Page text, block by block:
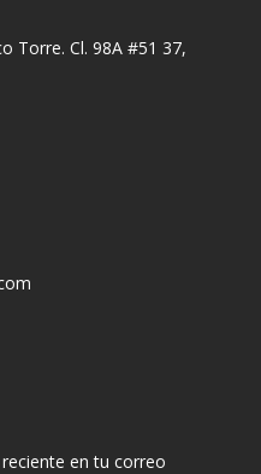
Torre. Cl. 98A #51 37,
en tu correo